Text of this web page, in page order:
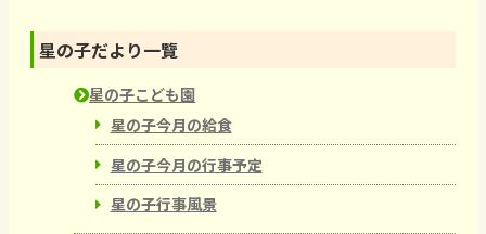
星の子だより一覽
星の子こども園
星の子今月の給食
星の子今月の行事予定
星の子行事風景